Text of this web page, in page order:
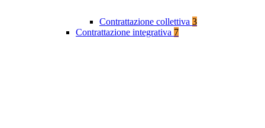
Contrattazione collettiva 3
Contrattazione integrativa 7